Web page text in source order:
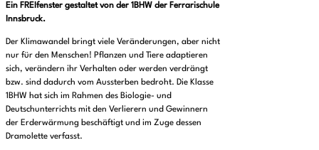
Ein FREIfenster gestaltet von der 1BHW der Ferrarischule
Innsbruck.
Der Klimawandel bringt viele Veränderungen, aber nicht
nur für den Menschen! Pflanzen und Tiere adaptieren
sich, verändern ihr Verhalten oder werden verdrängt
bzw. sind dadurch vom Aussterben bedroht. Die Klasse
1BHW hat sich im Rahmen des Biologie- und
Deutschunterrichts mit den Verlierern und Gewinnern
der Erderwärmung beschäftigt und im Zuge dessen
Dramolette verfasst.